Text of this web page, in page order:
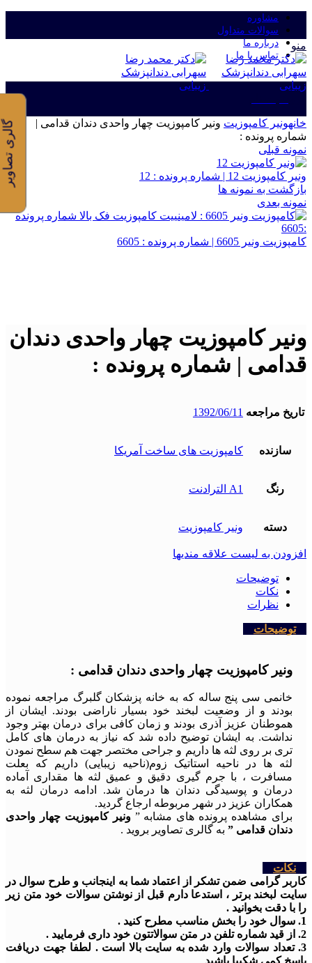
مشاوره
سوالات متداول
درباره ما
تماس با ما
منو
خانهونیر کامپوزیت ونیر کامپوزیت چهار واحدی دندان قدامی |
شماره پرونده :
نمونه قبلی
ونیر کامپوزیت 12 | شماره پرونده : 12
بازگشت به نمونه ها
نمونه بعدی
کامپوزیت ونیر 6605 | شماره پرونده : 6605
ونیر کامپوزیت چهار واحدی دندان
قدامی | شماره پرونده :
تاریخ مراجعه 1392/06/11
سازنده کامپوزیت های ساخت آمریکا
رنگ A1 الترادنت
دسته ونیر کامپوزیت
افزودن به لیست علاقه مندیها
توضیحات
نکات
نظرات
توضیحات
ونیر کامپوزیت چهار واحدی دندان قدامی :
خانمی سی پنج ساله که به خانه پزشکان گلبرگ مراجعه نموده
بودند و از وضعیت لبخند خود بسیار ناراضی بودند. ایشان از
هموطنان عزیز آذری بودند و زمان کافی برای درمان بهتر وجود
نداشت. به ایشان توضیح داده شد که نیاز به درمان های کامل
تری بر روی لثه ها داریم و جراحی مختصر جهت هم سطح نمودن
لثه ها در ناحیه استاتیک زوم(ناحیه زیبایی) داریم که بعلت
مسافرت ، با جرم گیری دقیق و عمیق لثه ها مقداری آماده
درمان و پوسیدگی دندان ها درمان شد. ادامه درمان لثه به
همکاران عزیز در شهر مربوطه ارجاع گردید.
برای مشاهده پرونده های مشابه ”ونیر کامپوزیت چهار واحدی
دندان قدامی ” به گالری تصاویر بروید .
نکات
کاربر گرامی ضمن تشکر از اعتماد شما به اینجانب و طرح سوال در
سایت لبخند برتر ، استدعا دارم قبل از نوشتن سوالات خود متن زیر
را با دقت بخوانید .
1. سوال خود را بخش مناسب مطرح کنید .
2. از قید شماره تلفن در متن سوالاتتون خود داری فرمایید .
3. تعداد سوالات وارد شده به سایت بالا است . لطفا جهت دریافت
گالری تصاویر